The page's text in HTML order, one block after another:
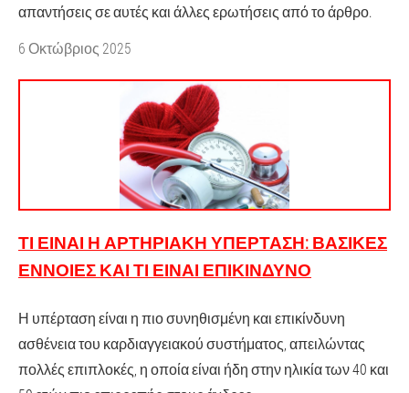
απαντήσεις σε αυτές και άλλες ερωτήσεις από το άρθρο.
6 Οκτώβριος 2025
ΤΙ ΕΊΝΑΙ Η ΑΡΤΗΡΙΑΚΉ ΥΠΈΡΤΑΣΗ: ΒΑΣΙΚΈΣ
ΈΝΝΟΙΕΣ ΚΑΙ ΤΙ ΕΊΝΑΙ ΕΠΙΚΊΝΔΥΝΟ
Η υπέρταση είναι η πιο συνηθισμένη και επικίνδυνη
ασθένεια του καρδιαγγειακού συστήματος, απειλώντας
πολλές επιπλοκές, η οποία είναι ήδη στην ηλικία των 40 και